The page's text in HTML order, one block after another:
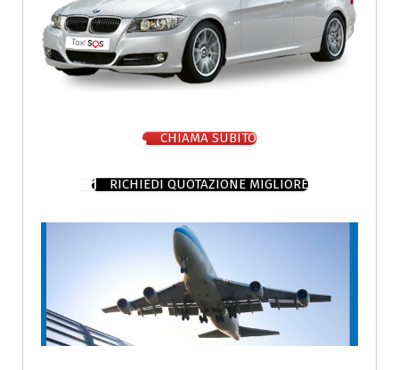
CHIAMA SUBITO
RICHIEDI QUOTAZIONE MIGLIORE